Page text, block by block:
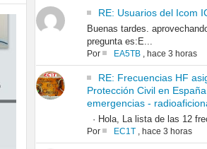
RE: Usuarios del Icom
Buenas tardes.
pregunta es:E...
Por EA5TB, hace 3 horas
RE: Frecuencias HF
Protección Civil en
emergencias -
· Hola, La lista de las 12
Por EC1T, hace 3 horas